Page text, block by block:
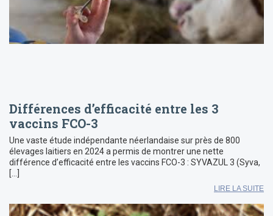
Différences d’efficacité entre les 3
vaccins FCO-3
Une vaste étude indépendante néerlandaise sur près de 800
élevages laitiers en 2024 a permis de montrer une nette
différence d’efficacité entre les vaccins FCO-3 : SYVAZUL 3 (Syva,
[…]
LIRE LA SUITE